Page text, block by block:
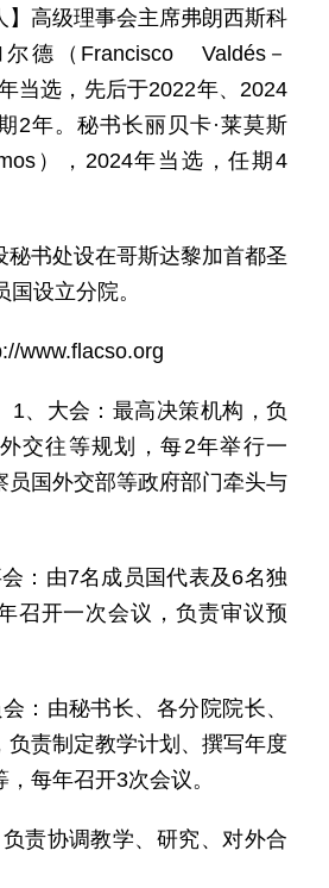
】高级理事会主席弗朗西斯科
德（Francisco Valdés－
当选，先后于2022年、2024
2年。秘书长丽贝卡·莱莫斯
），2024年当选，任期4
秘书处设在哥斯达黎加首都圣
设立分院。
www.flacso.org
1、大会：最高决策机构，负
交往等规划，每2年举行一
员国外交部等政府部门牵头与
：由7名成员国代表及6名独
召开一次会议，负责审议预
：由秘书长、各分院院长、
负责制定教学计划、撰写年度
每年召开3次会议。
责协调教学、研究、对外合